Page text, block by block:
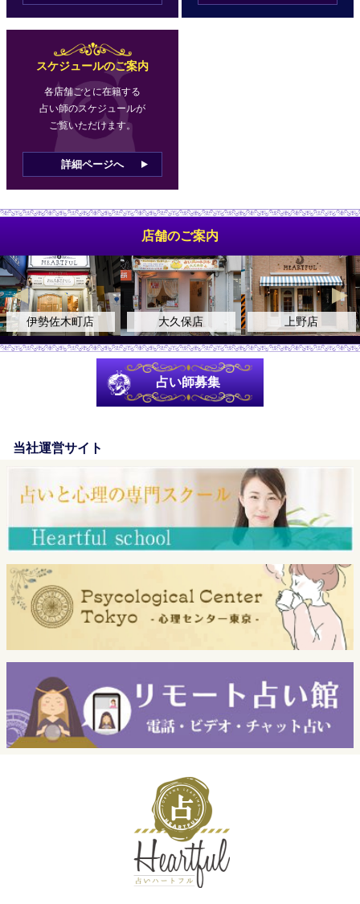
スケジュールのご案内
各店舗ごとに在籍する
占い師のスケジュールが
ご覧いただけます。
詳細ページへ
店舗のご案内
店 大久保店 上野店 自由が
占い師募集
当社運営サイト